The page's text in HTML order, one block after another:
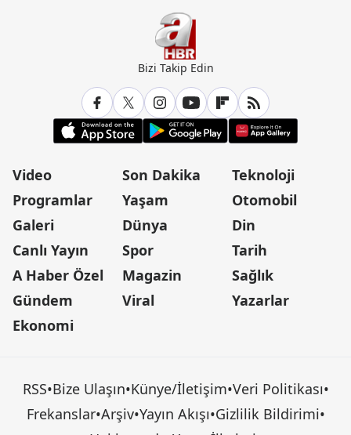
Bizi Takip Edin
Video
Programlar
Galeri
Canlı Yayın
A Haber Özel
Gündem
Ekonomi
Son Dakika
Yaşam
Dünya
Spor
Magazin
Viral
Teknoloji
Otomobil
Din
Tarih
Sağlık
Yazarlar
RSS•Bize Ulaşın•Künye/İletişim•Veri Politikası•
Frekanslar•Arşiv•Yayın Akışı•Gizlilik Bildirimi•